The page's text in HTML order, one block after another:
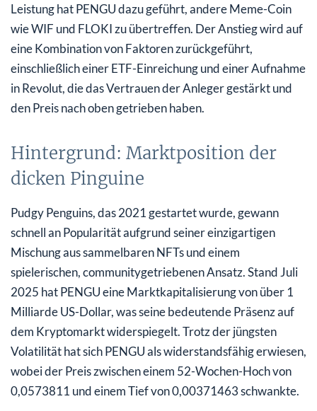
Leistung hat PENGU dazu geführt, andere Meme-Coin
wie WIF und FLOKI zu übertreffen. Der Anstieg wird auf
eine Kombination von Faktoren zurückgeführt,
einschließlich einer ETF-Einreichung und einer Aufnahme
in Revolut, die das Vertrauen der Anleger gestärkt und
den Preis nach oben getrieben haben.
Hintergrund: Marktposition der
dicken Pinguine
Pudgy Penguins, das 2021 gestartet wurde, gewann
schnell an Popularität aufgrund seiner einzigartigen
Mischung aus sammelbaren NFTs und einem
spielerischen, communitygetriebenen Ansatz. Stand Juli
2025 hat PENGU eine Marktkapitalisierung von über 1
Milliarde US-Dollar, was seine bedeutende Präsenz auf
dem Kryptomarkt widerspiegelt. Trotz der jüngsten
Volatilität hat sich PENGU als widerstandsfähig erwiesen,
wobei der Preis zwischen einem 52-Wochen-Hoch von
0,0573811 und einem Tief von 0,00371463 schwankte.